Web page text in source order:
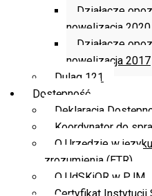
Działacze
nowelizacja 2020
Działacze
nowelizacja 2017
Dulag 121
Dostępność
Deklaracja
Koordynator do
O Urzędzie w
zrozumienia (ETR)
O UdSKiOR w PJM